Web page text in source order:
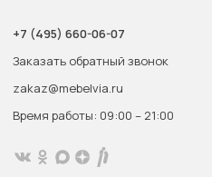
+7 (495) 660-06-07
Заказать обратный звонок
zakaz@mebelvia.ru
Время работы: 09:00 – 21:00